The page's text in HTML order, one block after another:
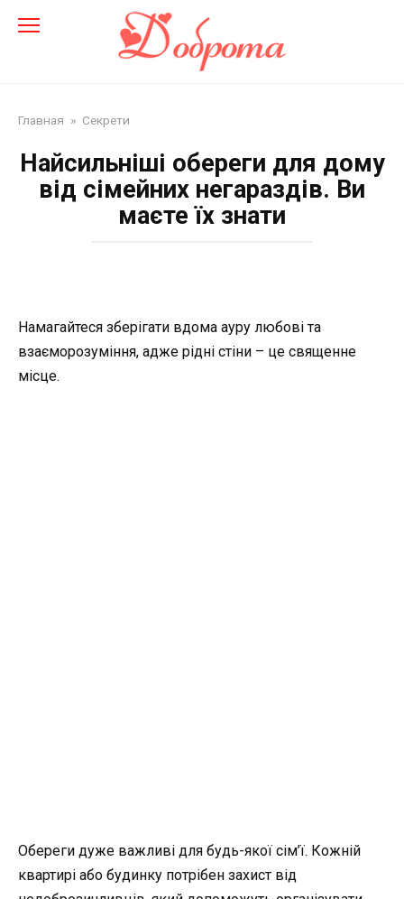
Главная » Секрети
Найсильніші обереги для дому
від сімейних негараздів. Ви
маєте їх знати
Намагайтеся зберігати вдома ауру любові та
взаєморозуміння, адже рідні стіни – це священне
місце.
Обереги дуже важливі для будь-якої сім’ї. Кожній
квартирі або будинку потрібен захист від